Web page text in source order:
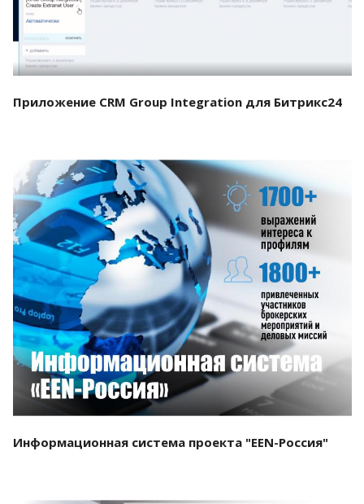
Приложение CRM Group Integration для Битрикс24
Смотреть проект
Информационная система проекта "EEN-Россия"